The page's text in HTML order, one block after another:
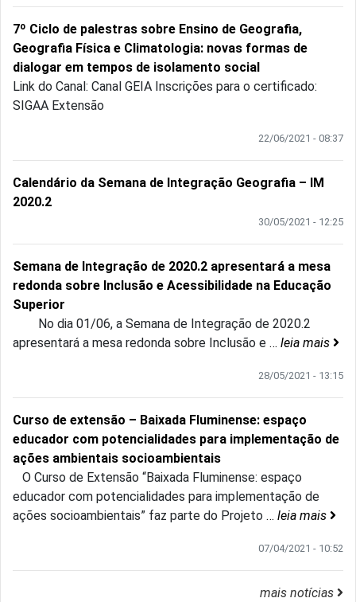
7º Ciclo de palestras sobre Ensino de Geografia,
Geografia Física e Climatologia: novas formas de
dialogar em tempos de isolamento social
Link do Canal: Canal GEIA Inscrições para o certificado:
SIGAA Extensão
22/06/2021 - 08:37
Calendário da Semana de Integração Geografia – IM
2020.2
30/05/2021 - 12:25
Semana de Integração de 2020.2 apresentará a mesa
redonda sobre Inclusão e Acessibilidade na Educação
Superior
No dia 01/06, a Semana de Integração de 2020.2
apresentará a mesa redonda sobre Inclusão e … leia mais
28/05/2021 - 13:15
Curso de extensão – Baixada Fluminense: espaço
educador com potencialidades para implementação de
ações ambientais socioambientais
O Curso de Extensão “Baixada Fluminense: espaço
educador com potencialidades para implementação de
ações socioambientais” faz parte do Projeto … leia mais
07/04/2021 - 10:52
mais notícias